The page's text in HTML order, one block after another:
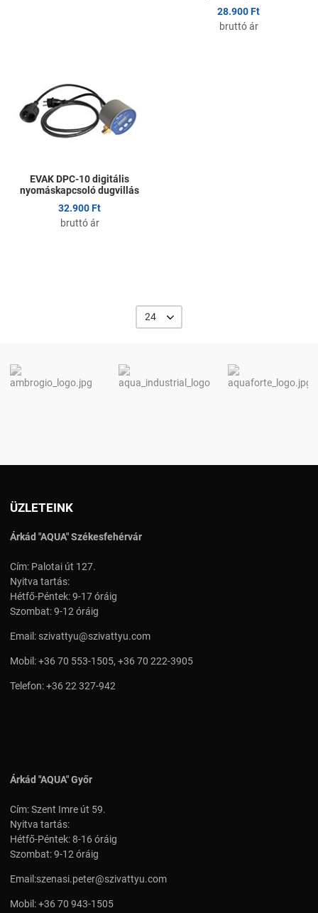
28.900 Ft
bruttó ár
EVAK DPC-10 digitális
nyomáskapcsoló dugvillás
32.900 Ft
bruttó ár
24
ÜZLETEINK
Árkád "AQUA" Székesfehérvár
Cím: Palotai út 127.
Nyitva tartás:
Hétfő-Péntek: 9-17 óráig
Szombat: 9-12 óráig
Email: szivattyu@szivattyu.com
Mobil:+36 70 553-1505, +36 70 222-3905
Telefon:+36 22 327-942
Árkád "AQUA" Győr
Cím: Szent Imre út 59.
Nyitva tartás:
Hétfő-Péntek: 8-16 óráig
Szombat: 9-12 óráig
Email:szenasi.peter@szivattyu.com
Mobil:+36 70 943-1505